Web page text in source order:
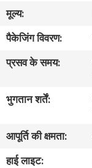
कारखाना
भ्रमण
गुणवत्ता
नियंत्रण
संपर्क
करें
मूल्य:
पैकेजिंग विवरण:
प्रसव के समय:
भुगतान शर्तें:
आपूर्ति की क्षमता:
हाई लाइट: